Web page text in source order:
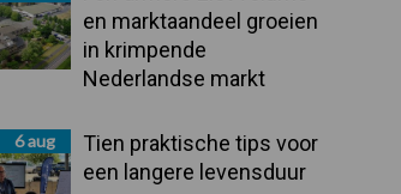
en marktaandeel groeien
in krimpende
Nederlandse markt
6 aug
Tien praktische tips voor
een langere levensduur